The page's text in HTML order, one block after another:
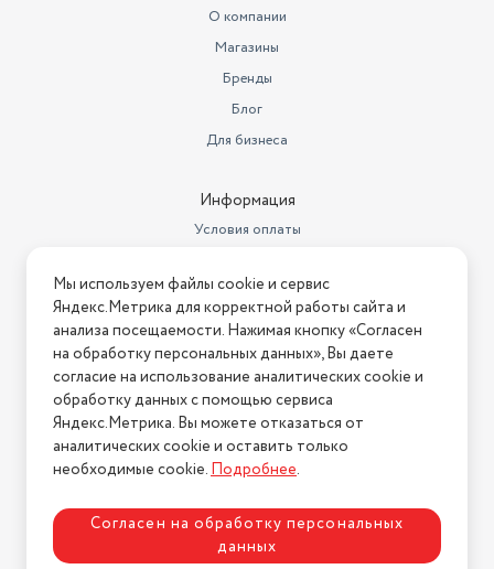
О компании
Магазины
Бренды
Блог
Для бизнеса
Информация
Условия оплаты
Условия возврата
Нашли ошибку на сайте? Напишите нам
2026 © Интернет-магазин "АстМаркет". У нас есть всё!
Политика конфиденциальности
Мы используем файлы cookie и сервис
Яндекс.Метрика для корректной работы сайта и
анализа посещаемости. Нажимая кнопку «Согласен
на обработку персональных данных», Вы даете
согласие на использование аналитических cookie и
обработку данных с помощью сервиса
Яндекс.Метрика. Вы можете отказаться от
аналитических cookie и оставить только
необходимые cookie.Подробнее.
Согласен на обработку персональных
данных